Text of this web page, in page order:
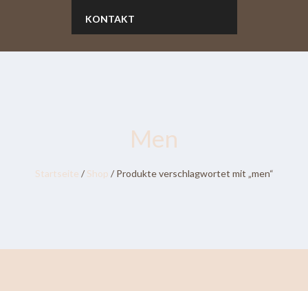
KONTAKT
Men
Startseite / Shop / Produkte verschlagwortet mit „men“